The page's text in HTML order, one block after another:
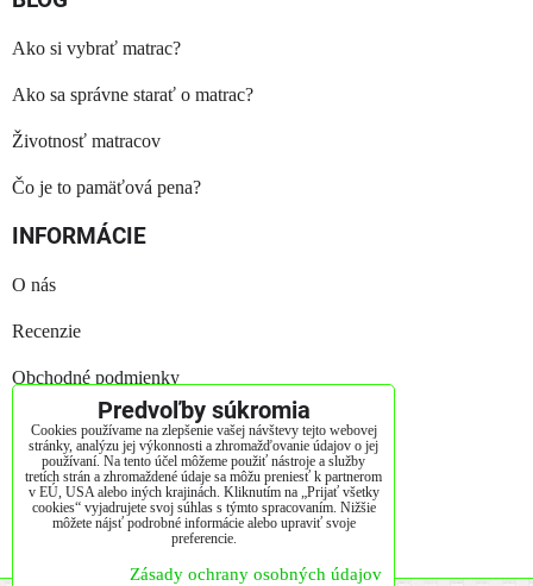
Ako si vybrať matrac?
Ako sa správne starať o matrac?
Životnosť matracov
Čo je to pamäťová pena?
INFORMÁCIE
O nás
Recenzie
Obchodné podmienky
Reklamačný poriadok
GDPR
Kontakt
Predvoľby súkromia
Cookies používame na zlepšenie vašej návštevy tejto webovej
stránky, analýzu jej výkonnosti a zhromažďovanie údajov o jej
používaní. Na tento účel môžeme použiť nástroje a služby
tretích strán a zhromaždené údaje sa môžu preniesť k partnerom
v EÚ, USA alebo iných krajinách. Kliknutím na „Prijať všetky
cookies“ vyjadrujete svoj súhlas s týmto spracovaním. Nižšie
môžete nájsť podrobné informácie alebo upraviť svoje
preferencie.
Zásady ochrany osobných údajov